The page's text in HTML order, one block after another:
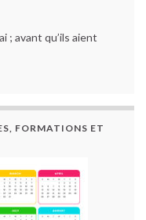
; avant qu’ils aient
FORMATIONS ET